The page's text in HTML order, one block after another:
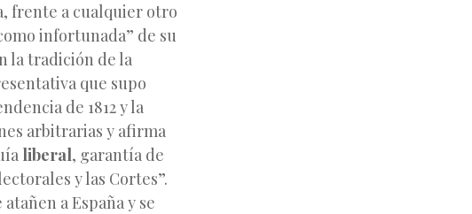
frente a cualquier otro
infortunada” de su
la tradición de la
que supo
de 1812 y la
arbitrarias y afirma
liberal, garantía de
y las Cortes”.
a España y se